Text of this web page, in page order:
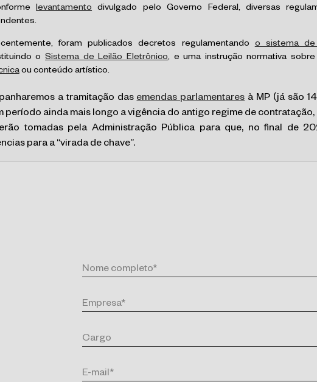
levantamento divulgado pelo Governo Federal, diversas
foram publicados decretos regulamentandoo sistema
o Sistema de Leilão Eletrônico, e uma instrução normativa
ou conteúdo artístico.
a tramitação dasemendas parlamentaresà MP (já são
período ainda mais longo a vigência do antigo regime de
tomadas pela Administração Pública para que, no final de
para a “virada de chave”.